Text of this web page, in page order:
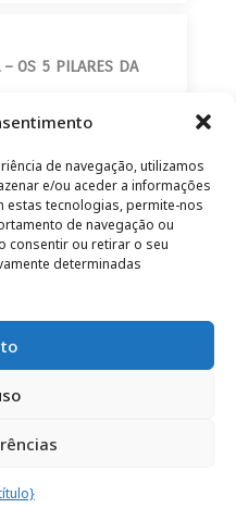
de navegação, utilizamos
e/ou aceder a informações
estas tecnologias, permite-nos
de navegação ou
consentir ou retirar o seu
determinadas
– OS 5 PILARES DA
PÁGINA DO LEITOR–